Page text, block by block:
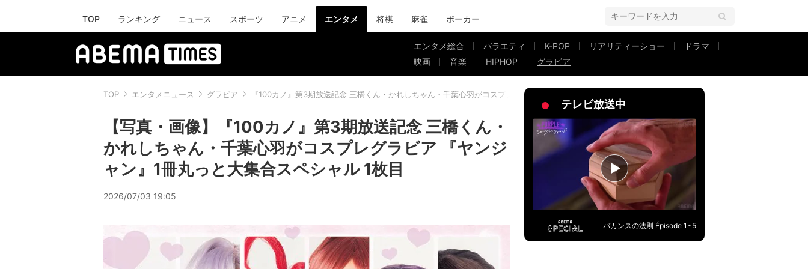
TOP ランキング ニュース スポーツ アニメ エンタメ 将棋 麻雀 ポーカー
エンタメ総合 バラエティ K-POP リアリティーショー
ドラマ
映画
音楽 HIPHOP グラビア
TOP エンタメニュース グラビア 『100カノ』第3期放送記念 三橋くん・かれしちゃん・千葉心羽がコスプレグラビア 『ヤンジャン』1冊丸っと大集合スペシャル
【写真・画像】『100カノ』第3期放送記念 三橋くん・
かれしちゃん・千葉心羽がコスプレグラビア 『ヤンジ
ャン』1冊丸っと大集合スペシャル 1枚目
2026/07/03 19:05
テレビ放送中
バカンスの法則 Épisode 1~5